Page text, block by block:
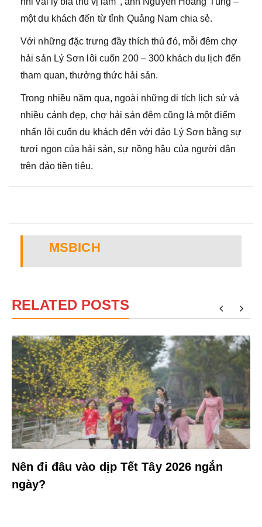
một du khách đến từ tỉnh Quảng Nam chia sẻ.
Với những đặc trưng đầy thích thú đó, mỗi đêm chợ
hải sản Lý Sơn lôi cuốn 200 – 300 khách du lịch đến
tham quan, thưởng thức hải sản.
Trong nhiều năm qua, ngoài những di tích lịch sử và
nhiều cảnh đẹp, chợ hải sản đêm cũng là một điểm
nhấn lôi cuốn du khách đến với đảo Lý Sơn bằng sự
tươi ngon của hải sản, sự nồng hậu của người dân
trên đảo tiền tiêu.
MSBICH
RELATED POSTS
Nên đi đâu vào dịp Tết Tây 2026 ngắn
ngày?